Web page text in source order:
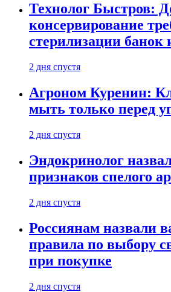
Технолог Быстров:
консервирование
стерилизации банок
2 дня спустя
Агроном Куренин:
мыть только перед
2 дня спустя
Эндокринолог
признаков спелого
2 дня спустя
Россиянам назвали
правила по выбору
при покупке
2 дня спустя